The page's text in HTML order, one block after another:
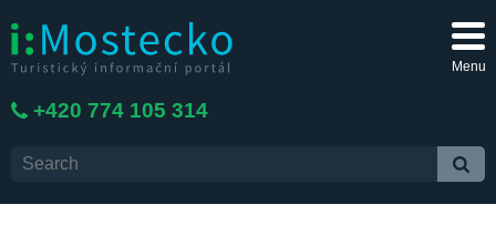
Menu
+420 774 105 314